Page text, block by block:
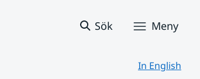
Sök Meny
In English